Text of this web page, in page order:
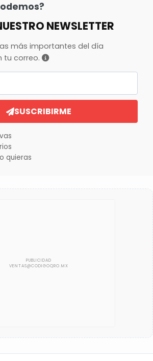
NEWSLETTER
más importantes del día
tu correo.
SUSCRIBIRME
quieras